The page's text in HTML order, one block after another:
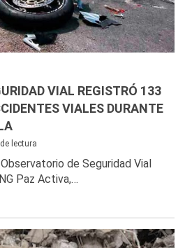
VIAL REGISTRÓ 133
VIALES DURANTE
lectura
de Seguridad Vial
Paz Activa,…